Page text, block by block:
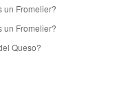
un Fromelier?
un Fromelier?
Queso?